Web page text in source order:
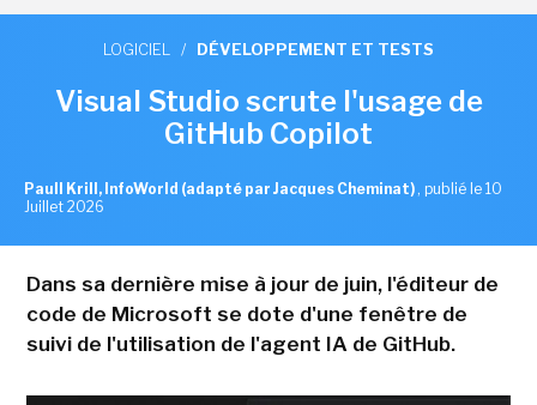
LOGICIEL / DÉVELOPPEMENT ET TESTS
Visual Studio scrute l'usage de
GitHub Copilot
Paull Krill, InfoWorld (adapté par Jacques Cheminat) , publié le 10
Juillet 2026
Dans sa dernière mise à jour de juin, l'éditeur de
code de Microsoft se dote d'une fenêtre de
suivi de l'utilisation de l'agent IA de GitHub.